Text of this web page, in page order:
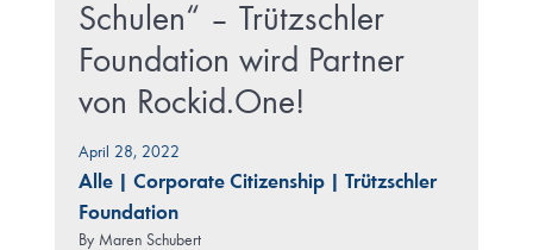
Schulen“ – Trützschler
Foundation wird Partner
von Rockid.One!
April 28, 2022
Alle| Corporate Citizenship| Trützschler
Foundation
By Maren Schubert